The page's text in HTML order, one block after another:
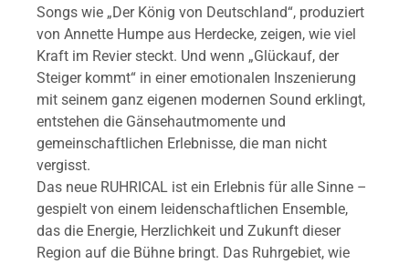
Songs wie „Der König von Deutschland“, produziert
von Annette Humpe aus Herdecke, zeigen, wie viel
Kraft im Revier steckt. Und wenn „Glückauf, der
Steiger kommt“ in einer emotionalen Inszenierung
mit seinem ganz eigenen modernen Sound erklingt,
entstehen die Gänsehautmomente und
gemeinschaftlichen Erlebnisse, die man nicht
vergisst.
Das neue RUHRICAL ist ein Erlebnis für alle Sinne –
gespielt von einem leidenschaftlichen Ensemble,
das die Energie, Herzlichkeit und Zukunft dieser
Region auf die Bühne bringt. Das Ruhrgebiet, wie